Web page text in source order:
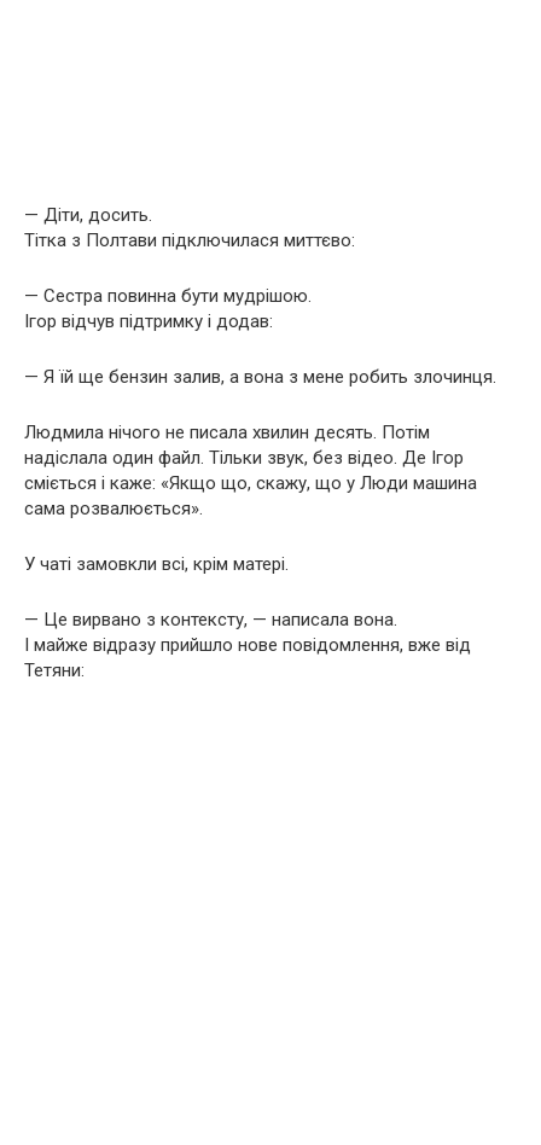
— Діти, досить.
Тітка з Полтави підключилася миттєво:
— Сестра повинна бути мудрішою.
Ігор відчув підтримку і додав:
— Я їй ще бензин залив, а вона з мене робить злочинця.
Людмила нічого не писала хвилин десять. Потім
надіслала один файл. Тільки звук, без відео. Де Ігор
сміється і каже: «Якщо що, скажу, що у Люди машина
сама розвалюється».
У чаті замовкли всі, крім матері.
— Це вирвано з контексту, — написала вона.
І майже відразу прийшло нове повідомлення, вже від
Тетяни: